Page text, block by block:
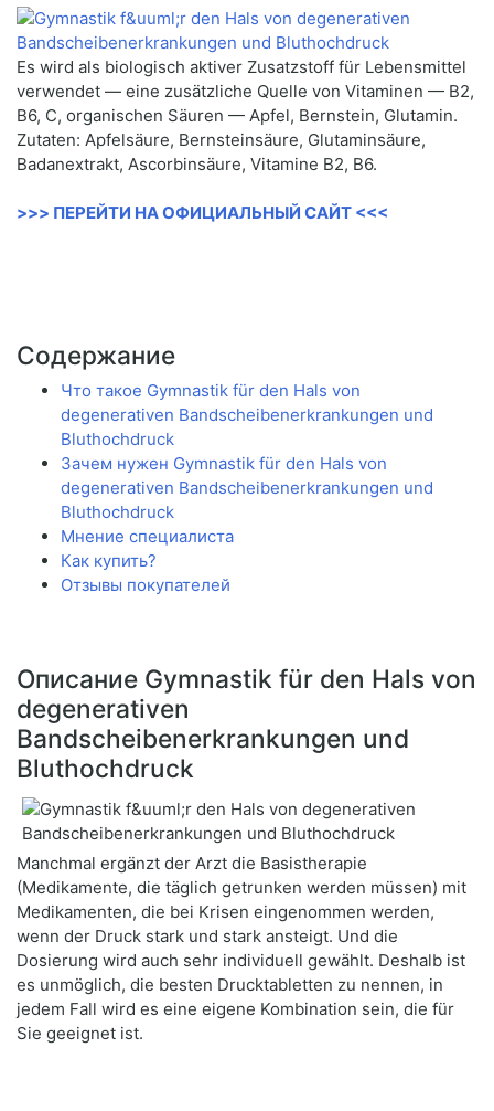
Es wird als biologisch aktiver Zusatzstoff für Lebensmittel
verwendet — eine zusätzliche Quelle von Vitaminen — B2,
B6, C, organischen Säuren — Apfel, Bernstein, Glutamin.
Zutaten: Apfelsäure, Bernsteinsäure, Glutaminsäure,
Badanextrakt, Ascorbinsäure, Vitamine B2, B6.
>>> ПЕРЕЙТИ НА ОФИЦИАЛЬНЫЙ САЙТ <<<
Содержание
Что такое Gymnastik für den Hals von
degenerativen Bandscheibenerkrankungen und
Bluthochdruck
Зачем нужен Gymnastik für den Hals von
degenerativen Bandscheibenerkrankungen und
Bluthochdruck
Мнение специалиста
Как купить?
Отзывы покупателей
Описание Gymnastik für den Hals von
degenerativen
Bandscheibenerkrankungen und
Bluthochdruck
Manchmal ergänzt der Arzt die Basistherapie
(Medikamente, die täglich getrunken werden müssen) mit
Medikamenten, die bei Krisen eingenommen werden,
wenn der Druck stark und stark ansteigt. Und die
Dosierung wird auch sehr individuell gewählt. Deshalb ist
es unmöglich, die besten Drucktabletten zu nennen, in
jedem Fall wird es eine eigene Kombination sein, die für
Sie geeignet ist.